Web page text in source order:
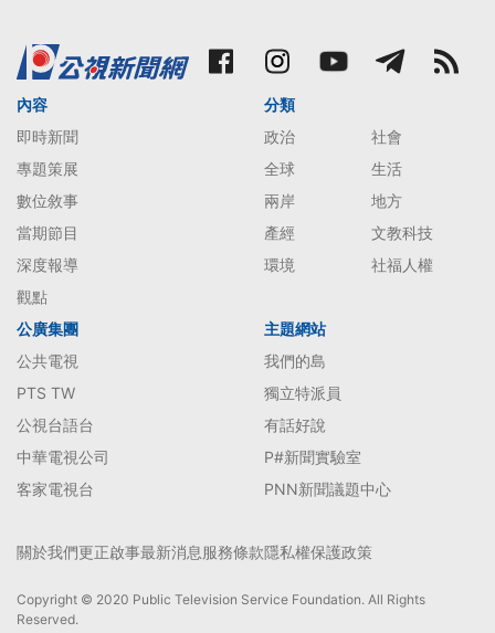
內容
即時新聞
專題策展
數位敘事
當期節目
深度報導
觀點
分類
政治
社會
全球
生活
兩岸
地方
產經
文教科技
環境
社福人權
公廣集團
公共電視
PTS TW
公視台語台
中華電視公司
客家電視台
主題網站
我們的島
獨立特派員
有話好說
P#新聞實驗室
PNN新聞議題中心
關於我們更正啟事最新消息服務條款隱私權保護政策
Copyright © 2020 Public Television Service Foundation. All Rights
Reserved.